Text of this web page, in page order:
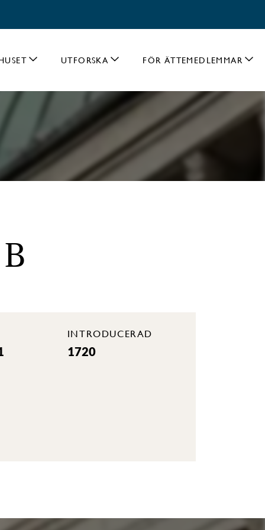
UTFORSKA FÖR ÄTTEMEDLEMMAR
INTRODUCERAD
1720